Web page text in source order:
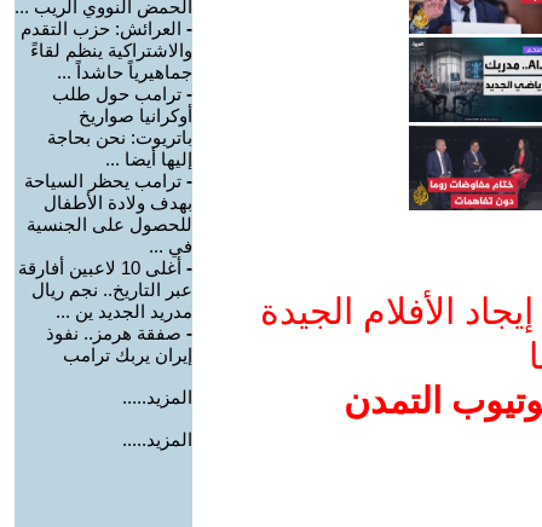
الأفلام الجيدة
التمدن
الحمض النووي الريب ...
- العرائش: حزب التقدم
والاشتراكية ينظم لقاءً
جماهيرياً حاشداً ...
- ترامب حول طلب
أوكرانيا صواريخ
باتريوت: نحن بحاجة
إليها أيضا ...
- ترامب يحظر السياحة
بهدف ولادة الأطفال
للحصول على الجنسية
في ...
-
أغلى 10 لاعبين أفارقة
عبر التاريخ.. نجم ريال
مدريد الجديد ين ...
- صفقة هرمز.. نفوذ
إيران يربك ترامب
المزيد.....
المزيد.....